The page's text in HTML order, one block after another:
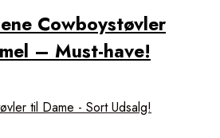
Cowboystøvler
– Must-have!